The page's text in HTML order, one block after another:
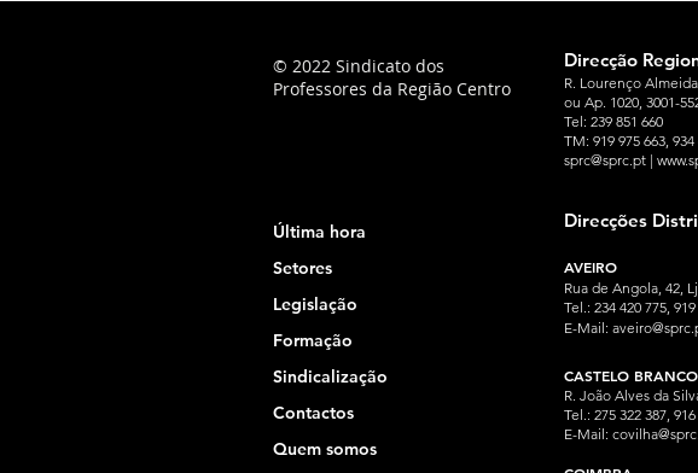
© 2022 Sindicato dos
Professores da Região Centro
Direcção
R. Lourenço
ou Ap. 1020, 3001-
Tel: 239 851 660
TM: 919 975 663,
sprc@sprc.pt |
Última hora
Setores
Legislação
Formação
Sindicalização
Contactos
Quem somos
Direcções
AVEIRO
Rua de Angola, 42,
Tel.: 234 420 775,
E-Mail:
CASTELO BRANCO
R. João Alves da
Tel.: 275 322 387,
E-Mail: